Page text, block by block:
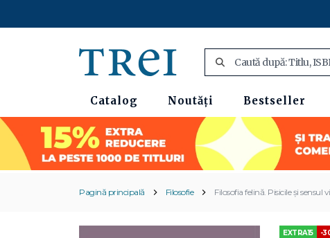
Catalog Noutăți Bestseller
Pagină principală Filosofie Filosofia felină. Pisicile și sensul
EXTRA15 -